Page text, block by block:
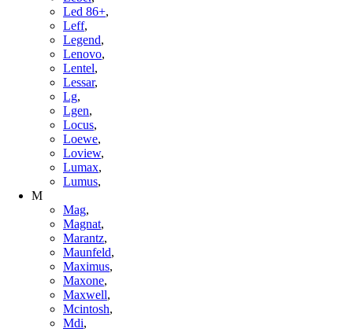
Led 86+,
Leff,
Legend,
Lenovo,
Lentel,
Lessar,
Lg,
Lgen,
Locus,
Loewe,
Loview,
Lumax,
Lumus,
M
Mag,
Magnat,
Marantz,
Maunfeld,
Maximus,
Maxone,
Maxwell,
Mcintosh,
Mdi,